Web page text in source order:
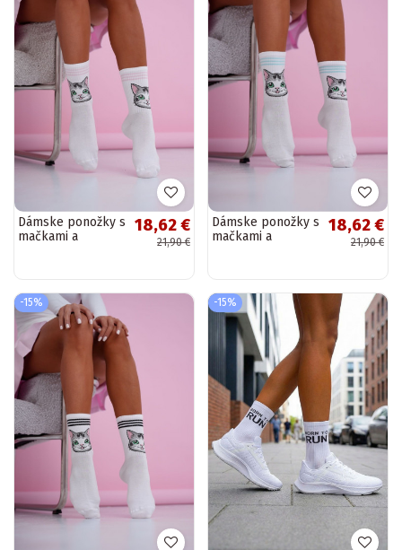
Dámske ponožky s
mačkami a
18,62 €
21,90 €
Dámske ponožky s
mačkami a
18,62 €
21,90 €
-15% -15%